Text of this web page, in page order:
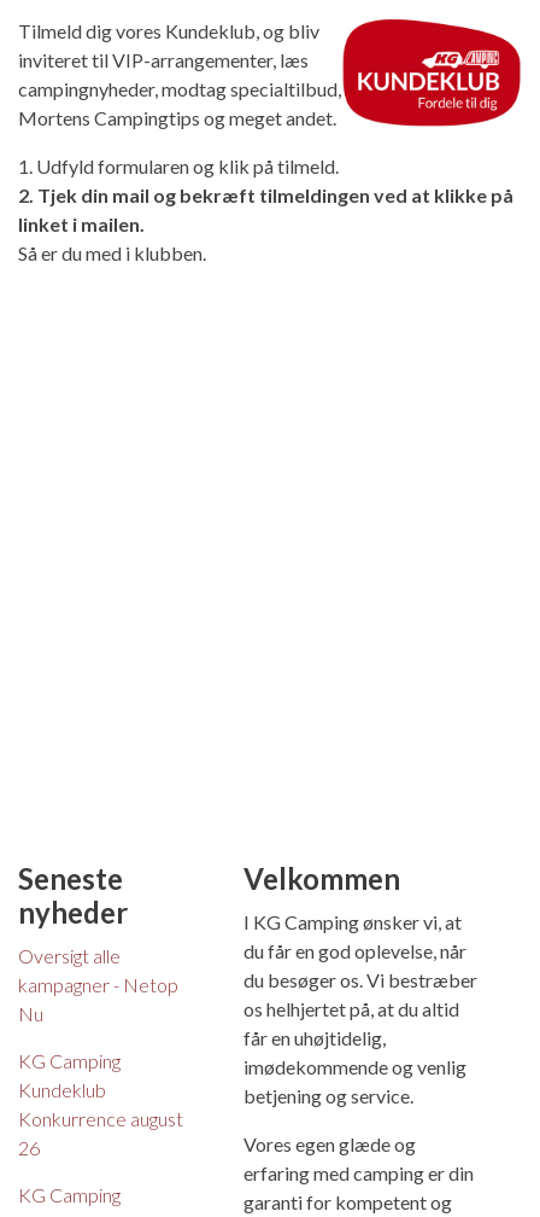
Tilmeld dig vores Kundeklub, og bliv
inviteret til VIP-arrangementer, læs
campingnyheder, modtag specialtilbud,
Mortens Campingtips og meget andet.
1. Udfyld formularen og klik på tilmeld.
2. Tjek din mail og bekræft tilmeldingen ved at klikke på
linket i mailen.
Så er du med i klubben.
Seneste
nyheder
Oversigt alle
kampagner - Netop
Nu
KG Camping
Kundeklub
Konkurrence august
26
KG Camping
Velkommen
I KG Camping ønsker vi, at
du får en god oplevelse, når
du besøger os. Vi bestræber
os helhjertet på, at du altid
får en uhøjtidelig,
imødekommende og venlig
betjening og service.
Vores egen glæde og
erfaring med camping er din
garanti for kompetent og